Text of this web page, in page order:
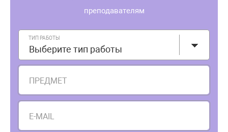
преподавателям
ТИП РАБОТЫ
Выберите тип работы
ПРЕДМЕТ
E-MAIL